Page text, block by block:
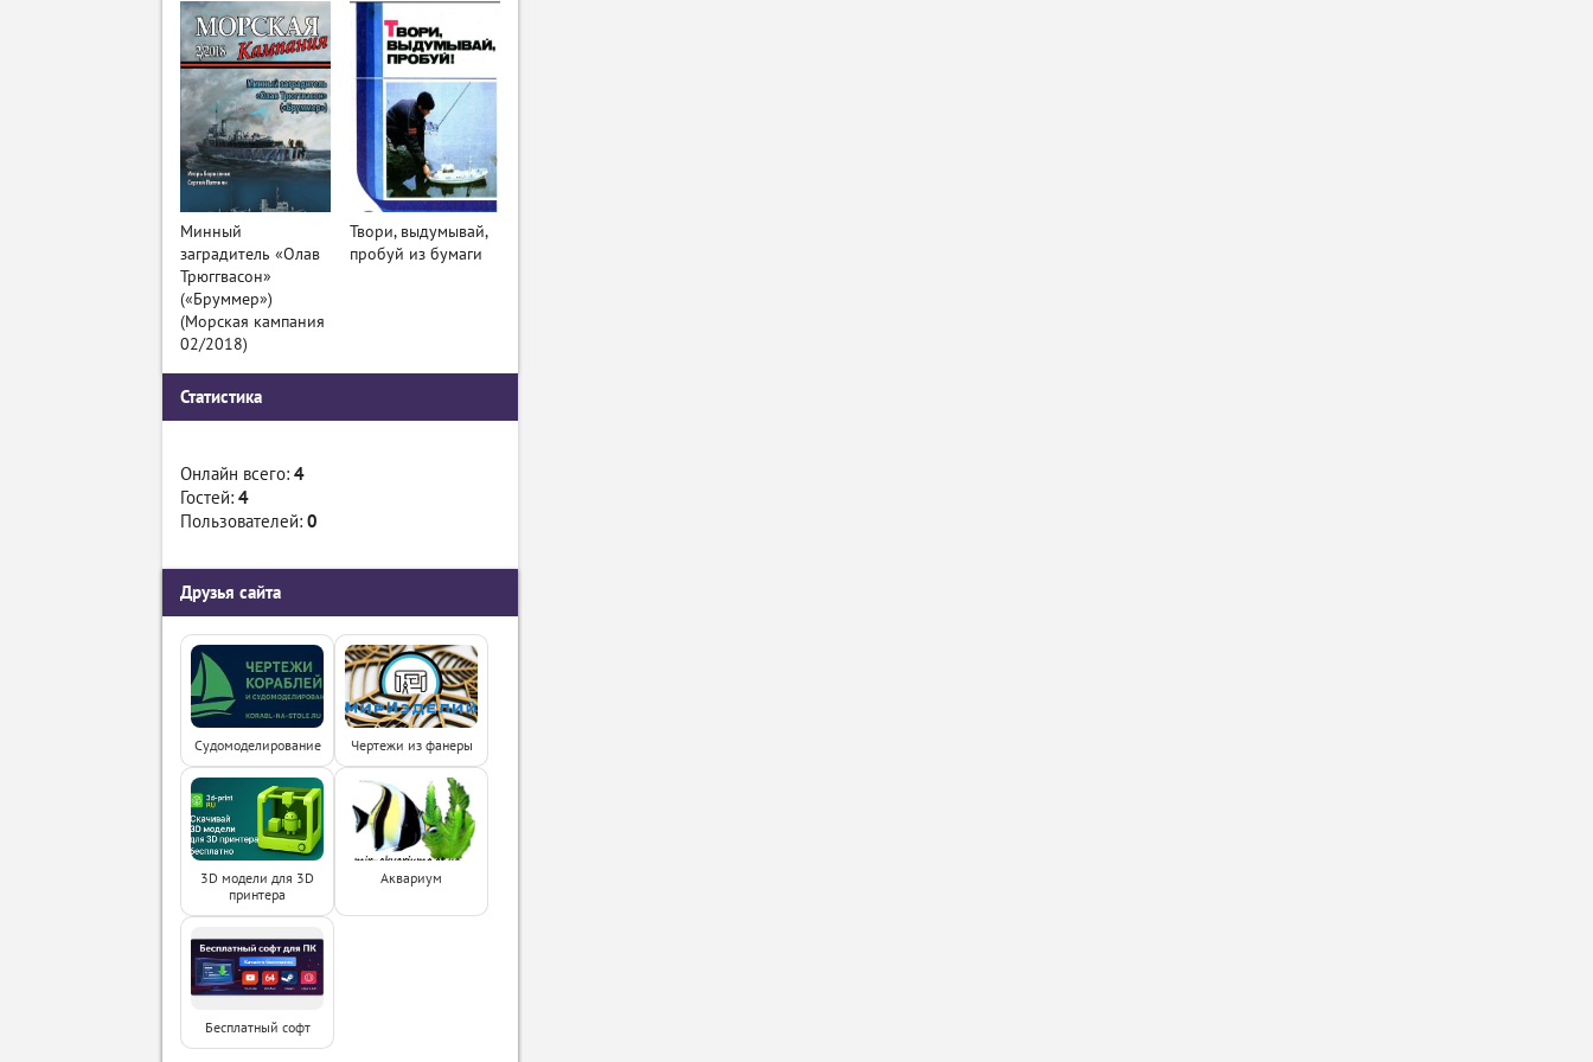
Минный
заградитель «Олав
Трюггвасон»
(«Бруммер»)
(Морская кампания
02/2018)
Твори, выдумывай,
пробуй из бумаги
Статистика
Онлайн всего: 4
Гостей: 4
Пользователей: 0
Друзья сайта
Судомоделирование Чертежи из фанеры
3D модели для 3D
принтера
Аквариум
Бесплатный софт